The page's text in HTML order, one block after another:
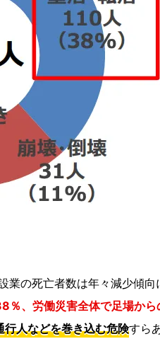
業の死亡者数は年々減少傾
％、労働災害全体で足場から
行人などを巻き込む危険すら